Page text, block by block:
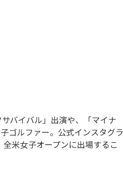
バイバル」出演や、「マイナ
ゴルファー。公式インスタグラ
米女子オープンに出場するこ